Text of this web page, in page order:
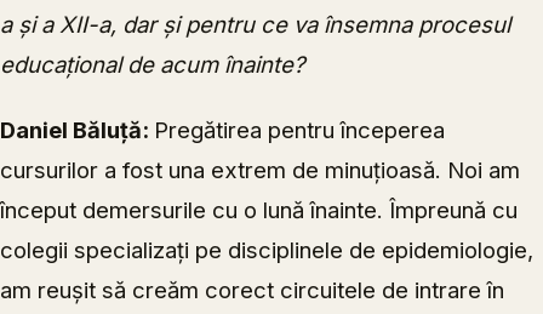
a și a XII-a, dar și pentru ce va însemna procesul
educațional de acum înainte?
Daniel Băluță: Pregătirea pentru începerea
cursurilor a fost una extrem de minuțioasă. Noi am
început demersurile cu o lună înainte. Împreună cu
colegii specializați pe disciplinele de epidemiologie,
am reușit să creăm corect circuitele de intrare în